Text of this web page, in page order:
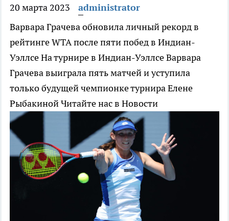
20 марта 2023
administrator
Варвара Грачева обновила личный рекорд в
рейтинге WTA после пяти побед в Индиан-
УэллсеНа турнире в Индиан-Уэллсе Варвара
Грачева выиграла пять матчей и уступила
только будущей чемпионке турнира Елене
РыбакинойЧитайте нас в Новости